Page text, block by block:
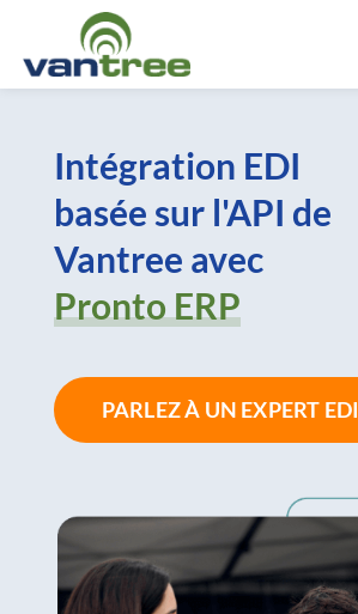
contenu
Intégration EDI
basée sur l'API de
Vantree avec
Pronto ERP
PARLEZ À UN EXPERT EDI